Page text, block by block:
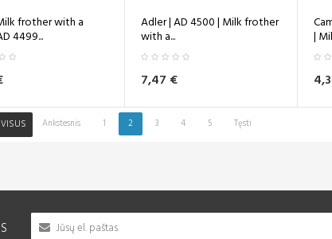
frother with a
4499...
Adler | AD 4500 | Milk frother
with a...
7,47 €
|
Ankstesnis 1 2 3 4 5 Tęsti